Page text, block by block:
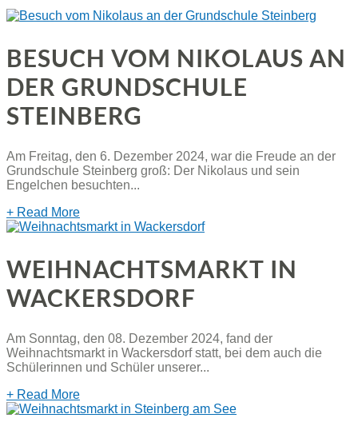
BESUCH VOM NIKOLAUS AN
DER GRUNDSCHULE
STEINBERG
Am Freitag, den 6. Dezember 2024, war die Freude an der
Grundschule Steinberg groß: Der Nikolaus und sein
Engelchen besuchten...
+ Read More
WEIHNACHTSMARKT IN
WACKERSDORF
Am Sonntag, den 08. Dezember 2024, fand der
Weihnachtsmarkt in Wackersdorf statt, bei dem auch die
Schülerinnen und Schüler unserer...
+ Read More